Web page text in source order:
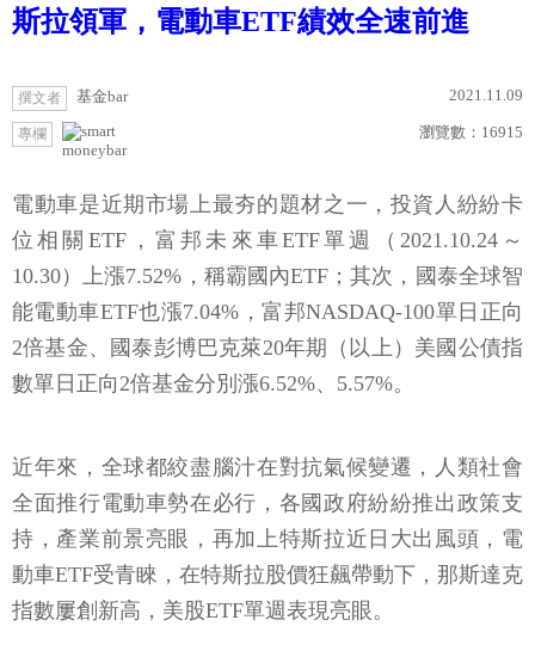
斯拉領軍，電動車ETF績效全速前進
撰文者 基金bar 2021.11.09
專欄
moneybar
瀏覽數： 16915
電動車是近期市場上最夯的題材之一，投資人紛紛卡
位相關ETF，富邦未來車ETF單週（2021.10.24～
10.30）上漲7.52%，稱霸國內ETF；其次，國泰全球智
能電動車ETF也漲7.04%，富邦NASDAQ-100單日正向
2倍基金、國泰彭博巴克萊20年期（以上）美國公債指
數單日正向2倍基金分別漲6.52%、5.57%。
近年來，全球都絞盡腦汁在對抗氣候變遷，人類社會
全面推行電動車勢在必行，各國政府紛紛推出政策支
持，產業前景亮眼，再加上特斯拉近日大出風頭，電
動車ETF受青睞，在特斯拉股價狂飆帶動下，那斯達克
指數屢創新高，美股ETF單週表現亮眼。